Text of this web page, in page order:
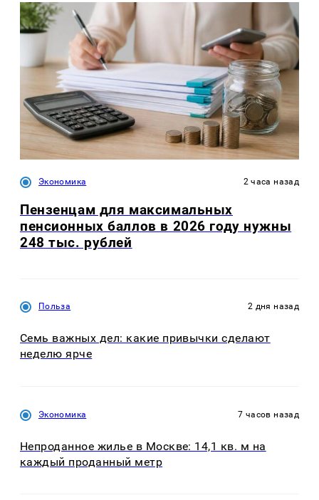
Экономика 2 часа назад
Пензенцам для максимальных
пенсионных баллов в 2026 году нужны
248 тыс. рублей
Польза 2 дня назад
Семь важных дел: какие привычки сделают
неделю ярче
Экономика 7 часов назад
Непроданное жилье в Москве: 14,1 кв. м на
каждый проданный метр